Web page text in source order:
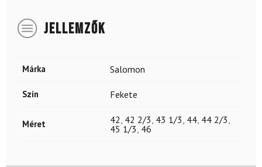
JELLEMZŐK
Márka Salomon
Szín Fekete
Méret 42 42 2/3 43 1/3 44 44 2/3
45 1/3 46